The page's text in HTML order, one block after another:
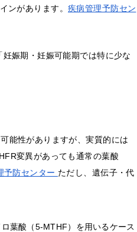
ンがあります。 疾病管理予防セン
娠期・妊娠可能期では特に少な
能性がありますが、実質的には
変異があっても通常の葉酸
予防センター ただし、遺伝子・代
葉酸（5-MTHF）を用いるケース